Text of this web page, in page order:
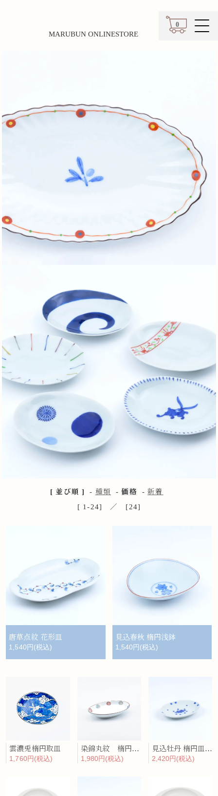
0
カート
MARUBUN ONLINESTORE
[ 並び順 ] - 種類 -価格 -新着
[ 1-24] ／ [24]
唐草点紋 花形皿
1,540円(税込)
見込春秋 楕円浅鉢
1,540円(税込)
雲濃兎楕円取皿
1,760円(税込)
染錦丸紋 楕円取皿
1,980円(税込)
見込牡丹 楕円皿(小)
2,420円(税込)